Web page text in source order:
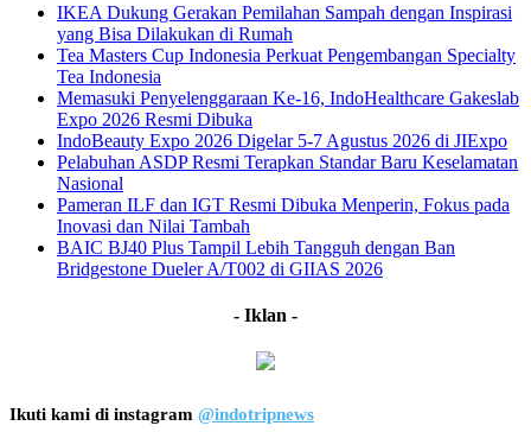
IKEA Dukung Gerakan Pemilahan Sampah dengan Inspirasi
yang Bisa Dilakukan di Rumah
Tea Masters Cup Indonesia Perkuat Pengembangan Specialty
Tea Indonesia
Memasuki Penyelenggaraan Ke-16, IndoHealthcare Gakeslab
Expo 2026 Resmi Dibuka
IndoBeauty Expo 2026 Digelar 5-7 Agustus 2026 di JIExpo
Pelabuhan ASDP Resmi Terapkan Standar Baru Keselamatan
Nasional
Pameran ILF dan IGT Resmi Dibuka Menperin, Fokus pada
Inovasi dan Nilai Tambah
BAIC BJ40 Plus Tampil Lebih Tangguh dengan Ban
Bridgestone Dueler A/T002 di GIIAS 2026
- Iklan -
Ikuti kami di instagram @indotripnews